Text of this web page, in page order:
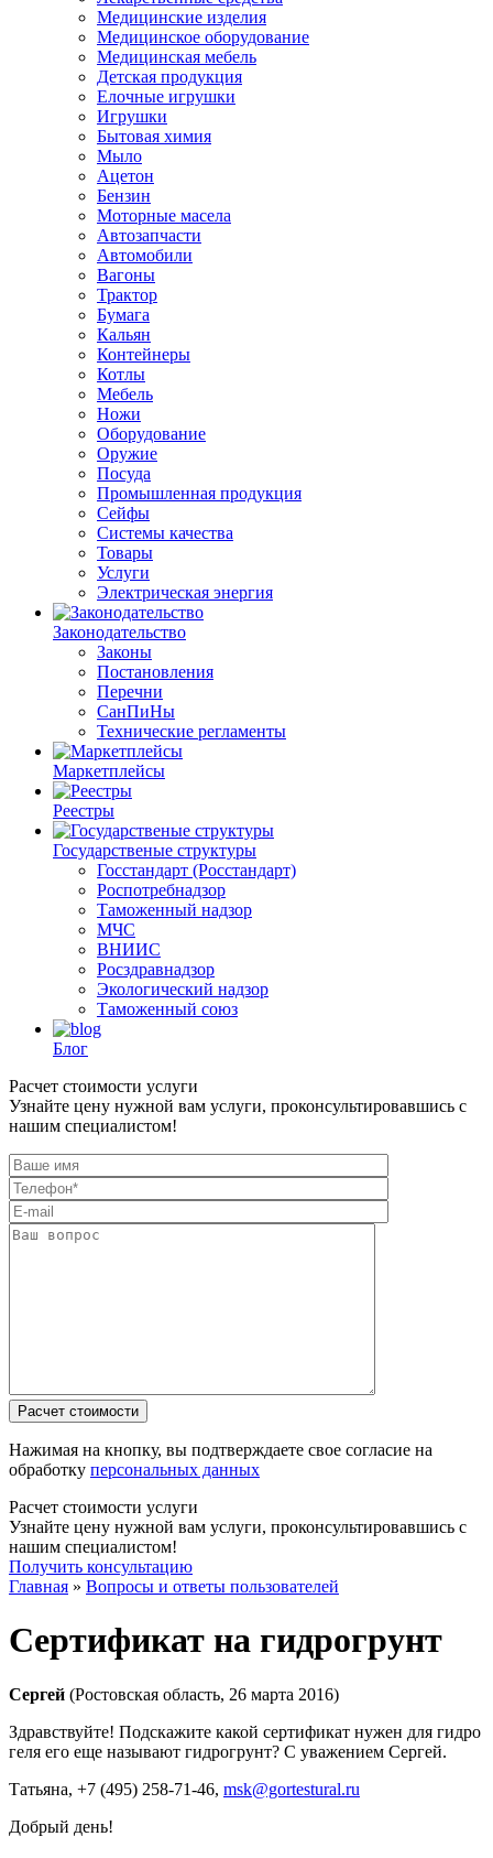
Медицинские изделия
Медицинское оборудование
Медицинская мебель
Детская продукция
Елочные игрушки
Игрушки
Бытовая химия
Мыло
Ацетон
Бензин
Моторные масела
Автозапчасти
Автомобили
Вагоны
Трактор
Бумага
Кальян
Контейнеры
Котлы
Мебель
Ножи
Оборудование
Оружие
Посуда
Промышленная продукция
Сейфы
Системы качества
Товары
Услуги
Электрическая энергия
Законодательство
Законы
Постановления
Перечни
СанПиНы
Технические регламенты
Маркетплейсы
Реестры
Государственые структуры
Госстандарт (Росстандарт)
Роспотребнадзор
Таможенный надзор
МЧС
ВНИИС
Росздравнадзор
Экологический надзор
Таможенный союз
Блог
Расчет стоимости услуги
Узнайте цену нужной вам услуги, проконсультировавшись с
нашим специалистом!
Нажимая на кнопку, вы подтверждаете свое согласие на
обработку персональных данных
Расчет стоимости услуги
Узнайте цену нужной вам услуги, проконсультировавшись с
нашим специалистом!
Получить консультацию
Главная » Вопросы и ответы пользователей
Сертификат на гидрогрунт
Сергей (Ростовская область, 26 марта 2016)
Здравствуйте! Подскажите какой сертификат нужен для гидро
геля его еще называют гидрогрунт? С уважением Сергей.
Татьяна, +7 (495) 258-71-46, msk@gortestural.ru
Добрый день!